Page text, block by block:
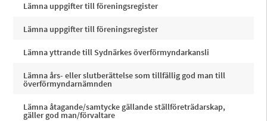
Lämna uppgifter till föreningsregister
Lämna uppgifter till föreningsregister
Lämna yttrande till Sydnärkes överförmyndarkansli
Lämna års- eller slutberättelse som tillfällig god man till
överförmyndarnämnden
Lämna åtagande/samtycke gällande ställföreträdarskap,
gäller god man/förvaltare